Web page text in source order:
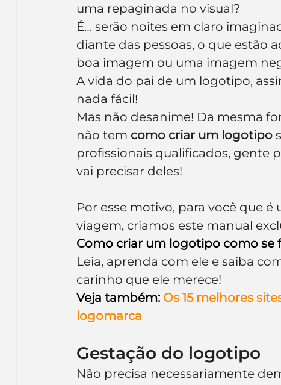
uma repaginada no visual?
É… serão noites em claro
diante das pessoas, o que estão
boa imagem ou uma imagem
A vida do pai de um logotipo,
nada fácil!
Mas não desanime! Da mesma
não tem como criar um logotipo
profissionais qualificados, gente
vai precisar deles!
Por esse motivo, para você que
viagem, criamos este manual
Como criar um logotipo como se
Leia, aprenda com ele e saiba
carinho que ele merece!
Veja também: Os 15 melhores
logomarca
Gestação do logotipo
Não precisa necessariamente